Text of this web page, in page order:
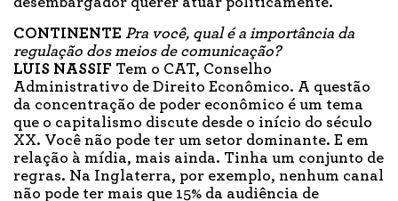
CONTINENTE Pra você, qual é a importância da
regulação dos meios de comunicação?
LUIS NASSIF Tem o CAT, Conselho
Administrativo de Direito Econômico. A questão
da concentração de poder econômico é um tema
que o capitalismo discute desde o início do século
XX. Você não pode ter um setor dominante. E em
relação à mídia, mais ainda. Tinha um conjunto de
regras. Na Inglaterra, por exemplo, nenhum canal
não pode ter mais que 15% da audiência de